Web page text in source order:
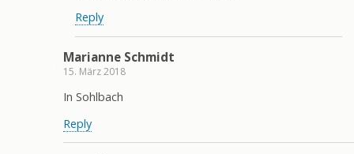
Reply
Marianne Schmidt
15. März 2018
In Sohlbach
Reply